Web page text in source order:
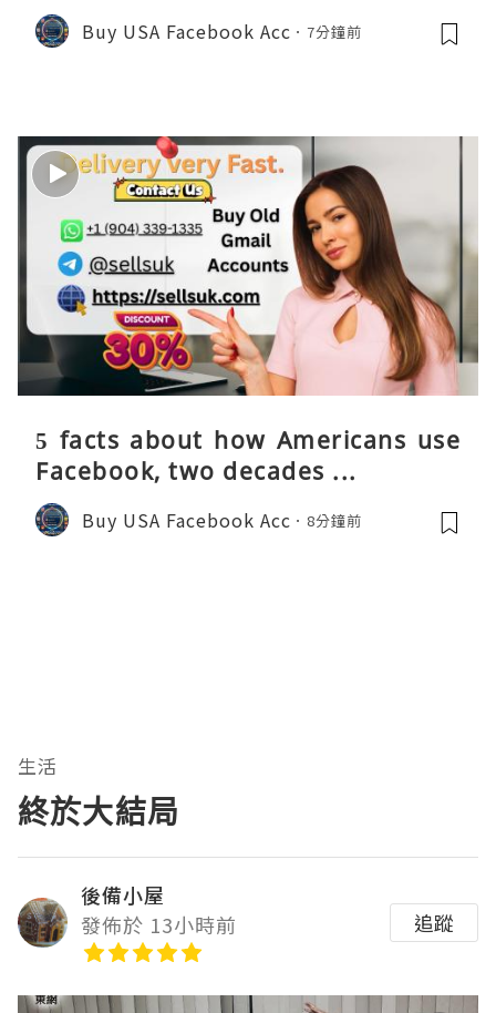
Buy USA Facebook Acc 7分鐘前
5 facts about how Americans use
Facebook, two decades ...
Buy USA Facebook Acc 8分鐘前
生活
終於大結局
後備小屋
發佈於 13小時前
追蹤